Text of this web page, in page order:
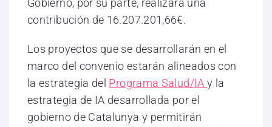
Gobierno, por su parte, realizará una
contribución de 16.207.201,66€.
Los proyectos que se desarrollarán en el
marco del convenio estarán alineados con
la estrategia del Programa Salud/IA y la
estrategia de IA desarrollada por el
gobierno de Catalunya y permitirán